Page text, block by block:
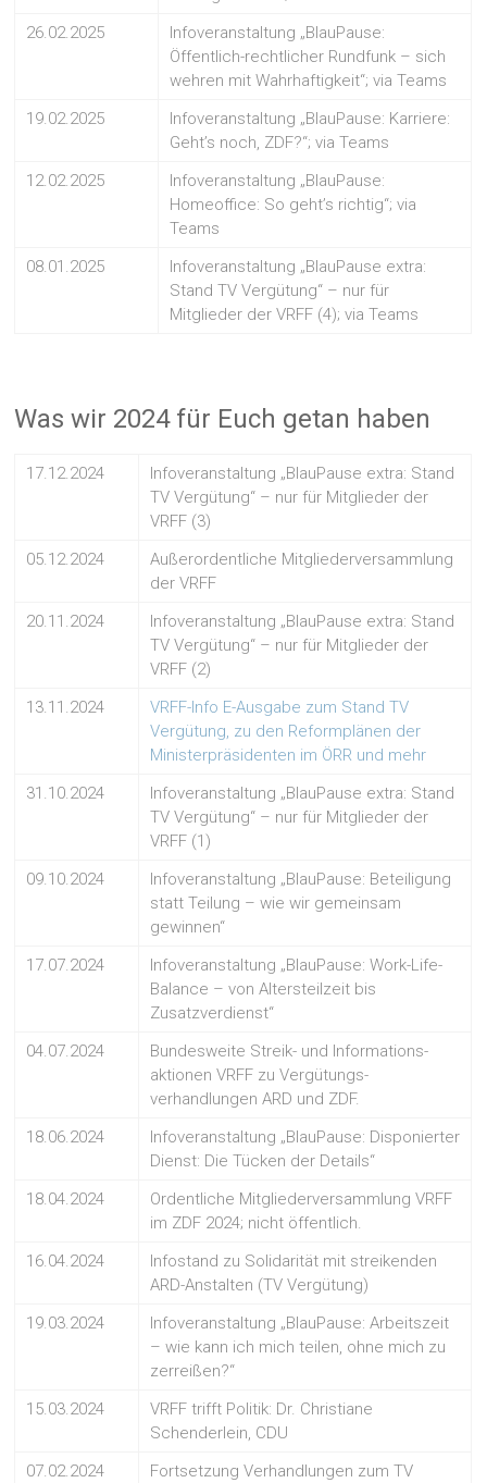
26.02.2025
Infoveranstaltung „BlauPause:
Öffentlich-rechtlicher Rundfunk – sich
wehren mit Wahrhaftigkeit“; via Teams
19.02.2025
Infoveranstaltung „BlauPause: Karriere:
Geht’s noch, ZDF?“; via Teams
12.02.2025
Infoveranstaltung „BlauPause:
Homeoffice: So geht’s richtig“; via
Teams
08.01.2025
Infoveranstaltung „BlauPause extra:
Stand TV Vergütung“ – nur für
Mitglieder der VRFF (4); via Teams
Was wir 2024 für Euch getan haben
17.12.2024
Infoveranstaltung „BlauPause extra: Stand
TV Vergütung“ – nur für Mitglieder der
VRFF (3)
05.12.2024
Außerordentliche Mitgliederversammlung
der VRFF
20.11.2024
Infoveranstaltung „BlauPause extra: Stand
TV Vergütung“ – nur für Mitglieder der
VRFF (2)
13.11.2024
VRFF-Info E-Ausgabe zum Stand TV
Vergütung, zu den Reformplänen der
Ministerpräsidenten im ÖRR und mehr
31.10.2024
Infoveranstaltung „BlauPause extra: Stand
TV Vergütung“ – nur für Mitglieder der
VRFF (1)
09.10.2024
Infoveranstaltung „BlauPause: Beteiligung
statt Teilung – wie wir gemeinsam
gewinnen“
17.07.2024
Infoveranstaltung „BlauPause: Work-Life-
Balance – von Altersteilzeit bis
Zusatzverdienst“
04.07.2024
Bundesweite Streik- und Informations-
aktionen VRFF zu Vergütungs-
verhandlungen ARD und ZDF.
18.06.2024
Infoveranstaltung „BlauPause: Disponierter
Dienst: Die Tücken der Details“
18.04.2024
Ordentliche Mitgliederversammlung VRFF
im ZDF 2024; nicht öffentlich.
16.04.2024
Infostand zu Solidarität mit streikenden
ARD-Anstalten (TV Vergütung)
19.03.2024
Infoveranstaltung „BlauPause: Arbeitszeit
– wie kann ich mich teilen, ohne mich zu
zerreißen?“
15.03.2024
VRFF trifft Politik: Dr. Christiane
Schenderlein, CDU
07.02.2024
Fortsetzung Verhandlungen zum TV